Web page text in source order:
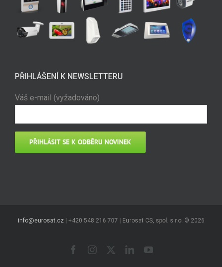
PŘIHLÁŠENÍ K NEWSLETTERU
Váš e-mail (vyžadováno)
info@eurosat.cz| +420 548 216 707 | Eurosat CS, spol. s r.o. © 2026
FacebookInstagram LinkedInYouTube